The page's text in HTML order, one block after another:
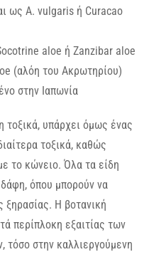
ως A. vulgaris ή Curacao
aloe ή Zanzibar aloe
(αλόη του Ακρωτηρίου)
στην Ιαπωνία
τοξικά, υπάρχει όμως ένας
τοξικά, καθώς
το κώνειο. Όλα τα είδη
όπου μπορούν να
ξηρασίας. Η βοτανική
περίπλοκη εξαιτίας των
στην καλλιεργούμενη